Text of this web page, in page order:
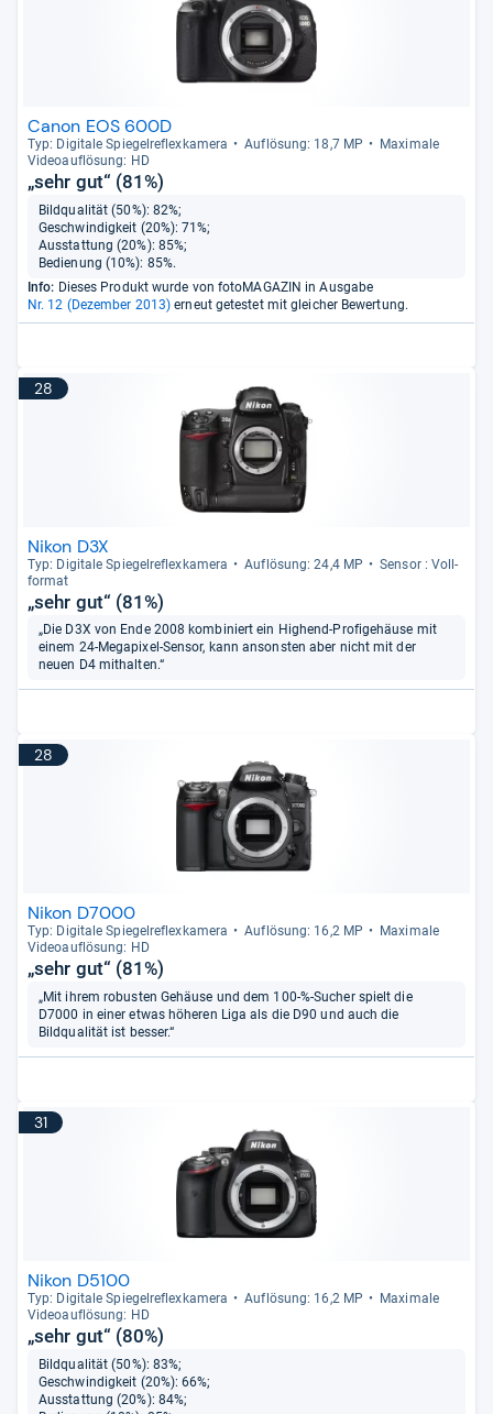
Canon EOS 600D
Typ: Digi­tale Spie­gel­re­flex­ka­mera Auf­lö­sung: 18,7 MP
Maxi­male
Videoauf­lö­sung: HD
„sehr gut“ (81%)
Bildqualität (50%): 82%;
Geschwindigkeit (20%): 71%;
Ausstattung (20%): 85%;
Bedienung (10%): 85%.
Info: Dieses Produkt wurde von fotoMAGAZIN in Ausgabe
Nr. 12 (Dezember 2013) erneut getestet mit gleicher Bewertung.
28
Nikon D3X
Typ: Digi­tale Spie­gel­re­flex­ka­mera Auf­lö­sung: 24,4 MP
Sen­sor : Voll­
for­mat
„sehr gut“ (81%)
„Die D3X von Ende 2008 kombiniert ein Highend-Profigehäuse mit
einem 24-Megapixel-Sensor, kann ansonsten aber nicht mit der
neuen D4 mithalten.“
28
Nikon D7000
Typ: Digi­tale Spie­gel­re­flex­ka­mera Auf­lö­sung: 16,2 MP
Maxi­male
Videoauf­lö­sung: HD
„sehr gut“ (81%)
„Mit ihrem robusten Gehäuse und dem 100-%-Sucher spielt die
D7000 in einer etwas höheren Liga als die D90 und auch die
Bildqualität ist besser.“
31
Nikon D5100
Typ: Digi­tale Spie­gel­re­flex­ka­mera Auf­lö­sung: 16,2 MP
Maxi­male
Videoauf­lö­sung: HD
„sehr gut“ (80%)
Bildqualität (50%): 83%;
Geschwindigkeit (20%): 66%;
Ausstattung (20%): 84%;